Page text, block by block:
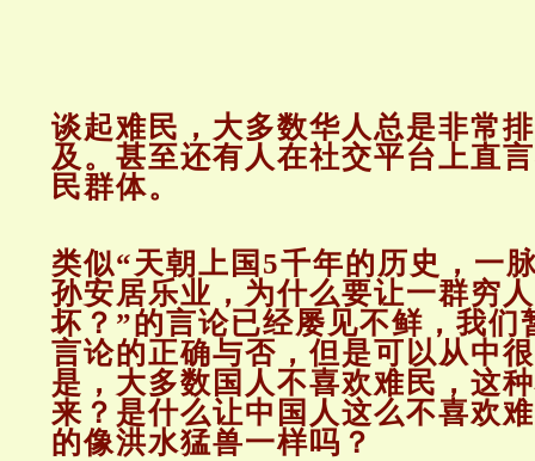
谈起难民，大多数华人总是非常
及。甚至还有人在社交平台上直
民群体。
类似“天朝上国5千年的历史，一
孙安居乐业，为什么要让一群穷
坏？”的言论已经屡见不鲜，我们
言论的正确与否，但是可以从中
是，大多数国人不喜欢难民，这
来？是什么让中国人这么不喜欢
的像洪水猛兽一样吗？